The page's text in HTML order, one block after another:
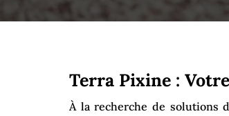
Terra Pixine :
À la recherche de solutions